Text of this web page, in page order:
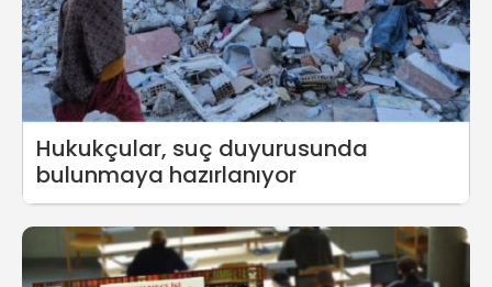
Hukukçular, suç duyurusunda
bulunmaya hazırlanıyor